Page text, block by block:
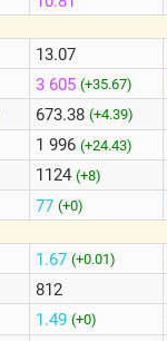
13.07
3 605 (+35.67)
673.38 (+4.39)
1 996 (+24.43)
1124 (+8)
77 (+0)
1.67 (+0.01)
812
1.49 (+0)